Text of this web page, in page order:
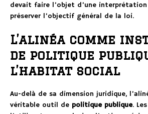
devait faire l’objet d’une
préserver l’objectif général de la loi.
L’alinéa comme
de politique
l’habitat social
Au-delà de sa dimension juridique,
véritable outil de politique publique.